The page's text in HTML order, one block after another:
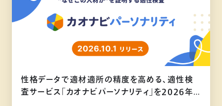
性格データで適材適所の精度を高める、適性検
査サービス「カオナビパーソナリティ」を2026年